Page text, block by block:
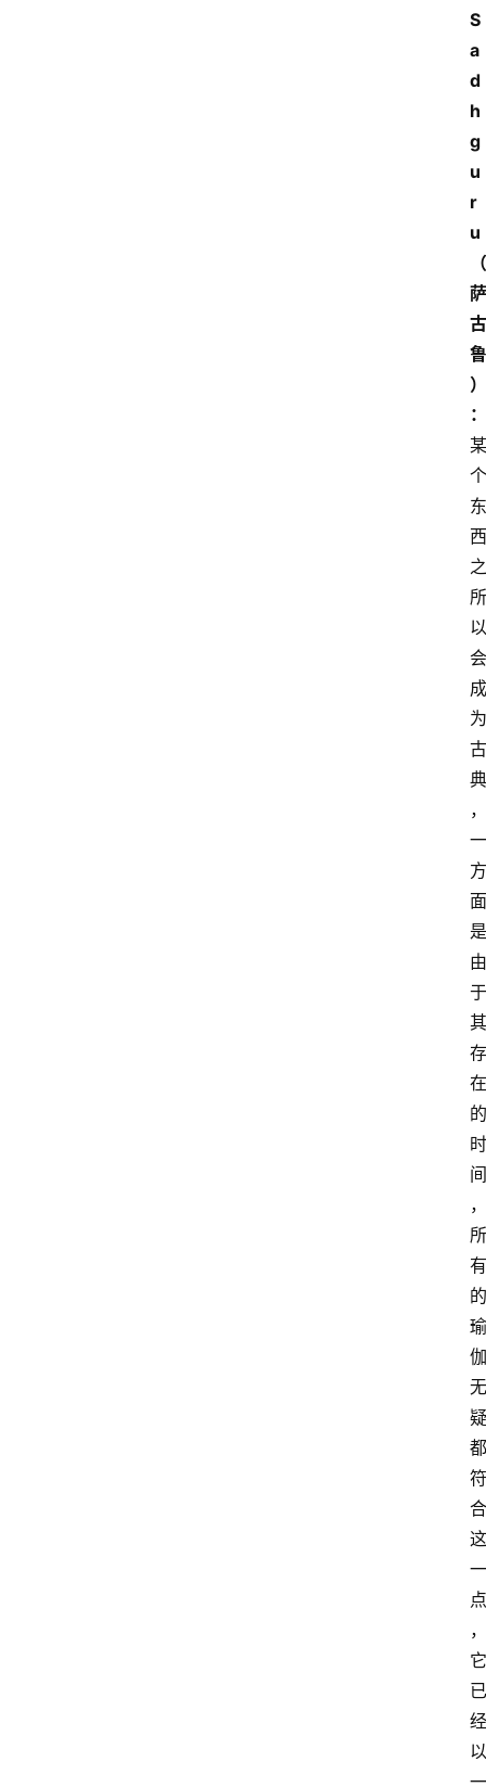
S
a
d
h
g
u
r
u
（
萨
古
鲁
）
：
某
个
东
西
之
所
以
会
成
为
古
典
，
一
方
面
是
由
于
其
存
在
的
时
间
，
所
有
的
瑜
伽
无
疑
都
符
合
这
一
点
，
它
已
经
以
一